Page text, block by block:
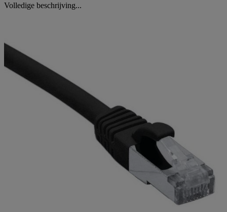
Volledige beschrijving...